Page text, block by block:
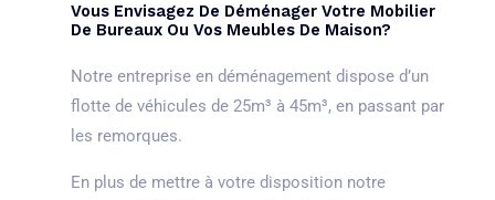
Vous Envisagez De Déménager Votre Mobilier
De Bureaux Ou Vos Meubles De Maison?
Notre entreprise en déménagement dispose d’un
flotte de véhicules de 25m³ à 45m³, en passant par
les remorques.
En plus de mettre à votre disposition notre